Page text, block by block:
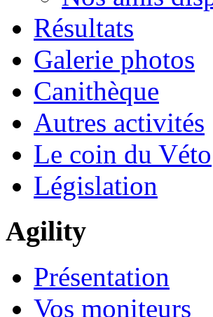
Résultats
Galerie photos
Canithèque
Autres activités
Le coin du Véto
Législation
Agility
Présentation
Vos moniteurs